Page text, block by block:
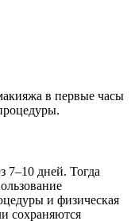
в первые часы
7–10 дней. Тогда
и физическая
сохраняются